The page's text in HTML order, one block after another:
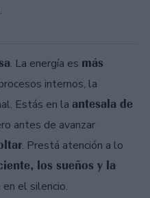
. La energía es más
internos, la
Estás en la antesala de
antes de avanzar
. Prestá atención a lo
los sueños y la
en el silencio.